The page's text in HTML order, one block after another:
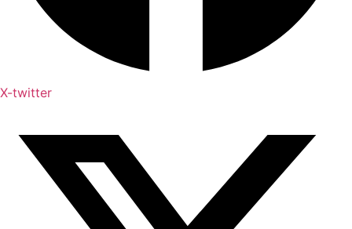
X-twitter